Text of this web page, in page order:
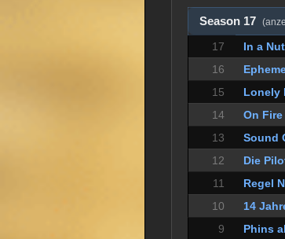
Season 17
17 In a
16
15 Lonely
14 On Fire
13 Sound
12 Die
11 Regel
10 14
9 Phins